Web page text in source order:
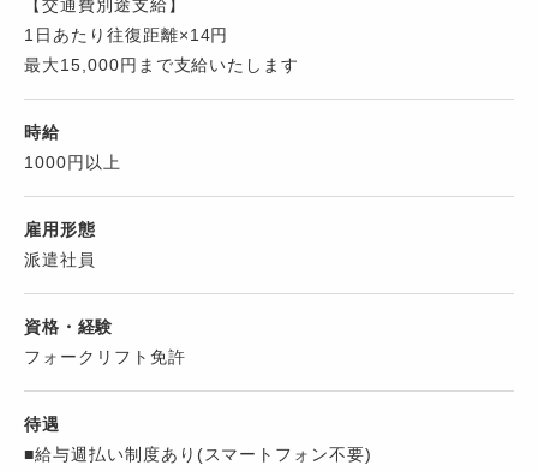
【交通費別途支給】
1日あたり往復距離×14円
最大15,000円まで支給いたします
時給
1000円以上
雇用形態
派遣社員
資格・経験
フォークリフト免許
待遇
■給与週払い制度あり(スマートフォン不要)